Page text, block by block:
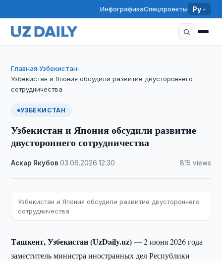
ИнфографикаСпецпроекты Ру
Главная›Узбекистан›
Узбекистан и Япония обсудили развитие двустороннего
сотрудничества
УЗБЕКИСТАН
Узбекистан и Япония обсудили развитие
двустороннего сотрудничества
Аскар Якубов ·03.06.2026 ·12:30 815 views
Узбекистан и Япония обсудили развитие двустороннего
сотрудничества
Ташкент, Узбекистан (UzDaily.uz) —2 июня 2026 года
заместитель министра иностранных дел Республики